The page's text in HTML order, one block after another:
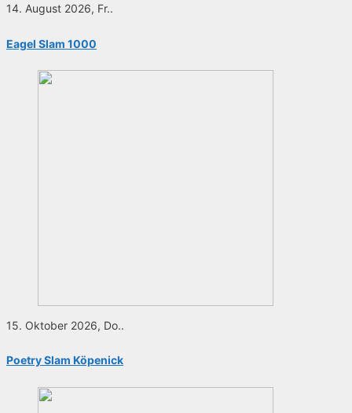
14. August 2026, Fr..
Eagel Slam 1000
15. Oktober 2026, Do..
Poetry Slam Köpenick